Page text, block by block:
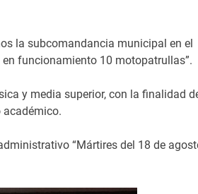
la subcomandancia municipal en el
funcionamiento 10 motopatrullas”.
y media superior, con la finalidad
académico.
“Mártires del 18 de